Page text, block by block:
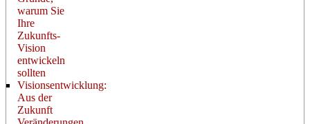
warum Sie
Ihre
Zukunfts-
Vision
entwickeln
sollten
Visionsentwicklung:
Aus der
Zukunft